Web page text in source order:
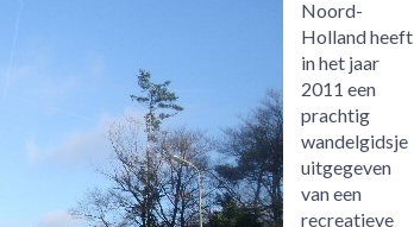
Noord-
Holland heeft
in het jaar
2011 een
prachtig
wandelgidsje
uitgegeven
van een
recreatieve